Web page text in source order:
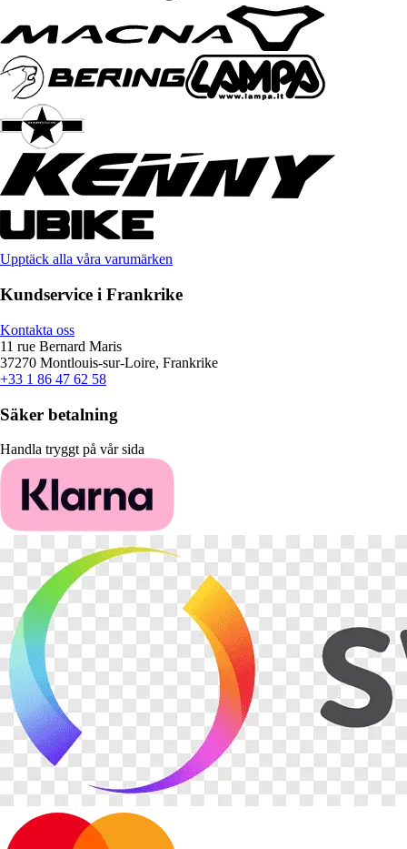
Upptäck alla våra varumärken
Kundservice i Frankrike
Kontakta oss
11 rue Bernard Maris
37270 Montlouis-sur-Loire, Frankrike
+33 1 86 47 62 58
Säker betalning
Handla tryggt på vår sida